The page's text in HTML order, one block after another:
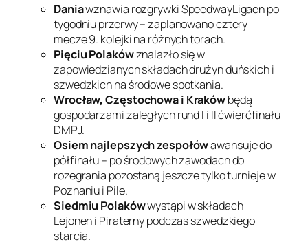
Daniawznawia rozgrywki SpeedwayLigaen po
tygodniu przerwy – zaplanowano cztery
mecze 9. kolejki na różnych torach.
Pięciu Polakówznalazło się w
zapowiedzianych składach drużyn duńskich i
szwedzkich na środowe spotkania.
Wrocław, Częstochowa i Krakówbędą
gospodarzami zaległych rund I i II ćwierćfinału
DMPJ.
Osiem najlepszych zespołówawansuje do
półfinału – po środowych zawodach do
rozegrania pozostaną jeszcze tylko turnieje w
Poznaniu i Pile.
Siedmiu Polakówwystąpi w składach
Lejonen i Piraterny podczas szwedzkiego
starcia.